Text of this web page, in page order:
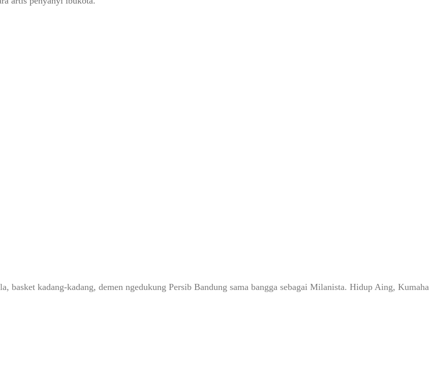
basket kadang-kadang, demen ngedukung Persib Bandung sama bangga sebagai Milanista. Hidup Aing, Kumaha